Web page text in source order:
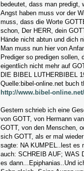
bedeutet, dass man predigt,
Angst haben muss vor der
muss, dass die Worte
schon, Der HERR, dein
Hände nicht abtun und dich
Man muss nun hier von
Prediger so predigen sollen,
eigentlich nicht mehr auf
DIE BIBEL LUTHERBIBEL
Quelle:bibel-online.net buch
http://www.bibel-
Gestern schrieb ich eine
von GOTT, von Hermann
GOTT, von den Menschen,
sich GOTT, als er mal
sagte: NA KUMPEL..lest es
auch: SCHREIB AUF; WAS
es dann...Epiphanias..Und